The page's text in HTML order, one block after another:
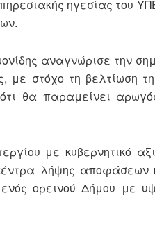
ηγεσίας του
αναγνώρισε την
στόχο τη βελτίωση
θα παραμείνει
με κυβερνητικό
λήψης αποφάσεων
ορεινού Δήμου με